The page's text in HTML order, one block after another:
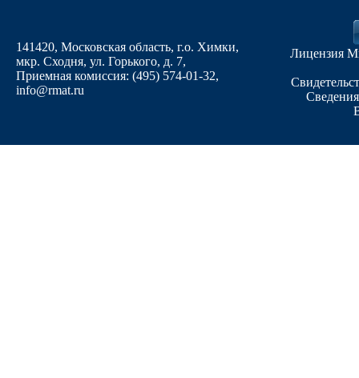
141420, Московская область, г.о. Химки,
мкр. Сходня, ул. Горького, д. 7,
Приемная комиссия: (495) 574-01-32,
info@rmat.ru
Лицензия